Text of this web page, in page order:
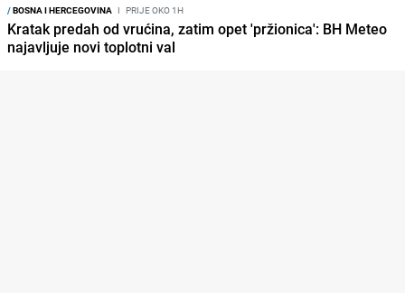
/BOSNA I HERCEGOVINA I PRIJE OKO 1H
Kratak predah od vrućina, zatim opet 'pržionica': BH Meteo
najavljuje novi toplotni val